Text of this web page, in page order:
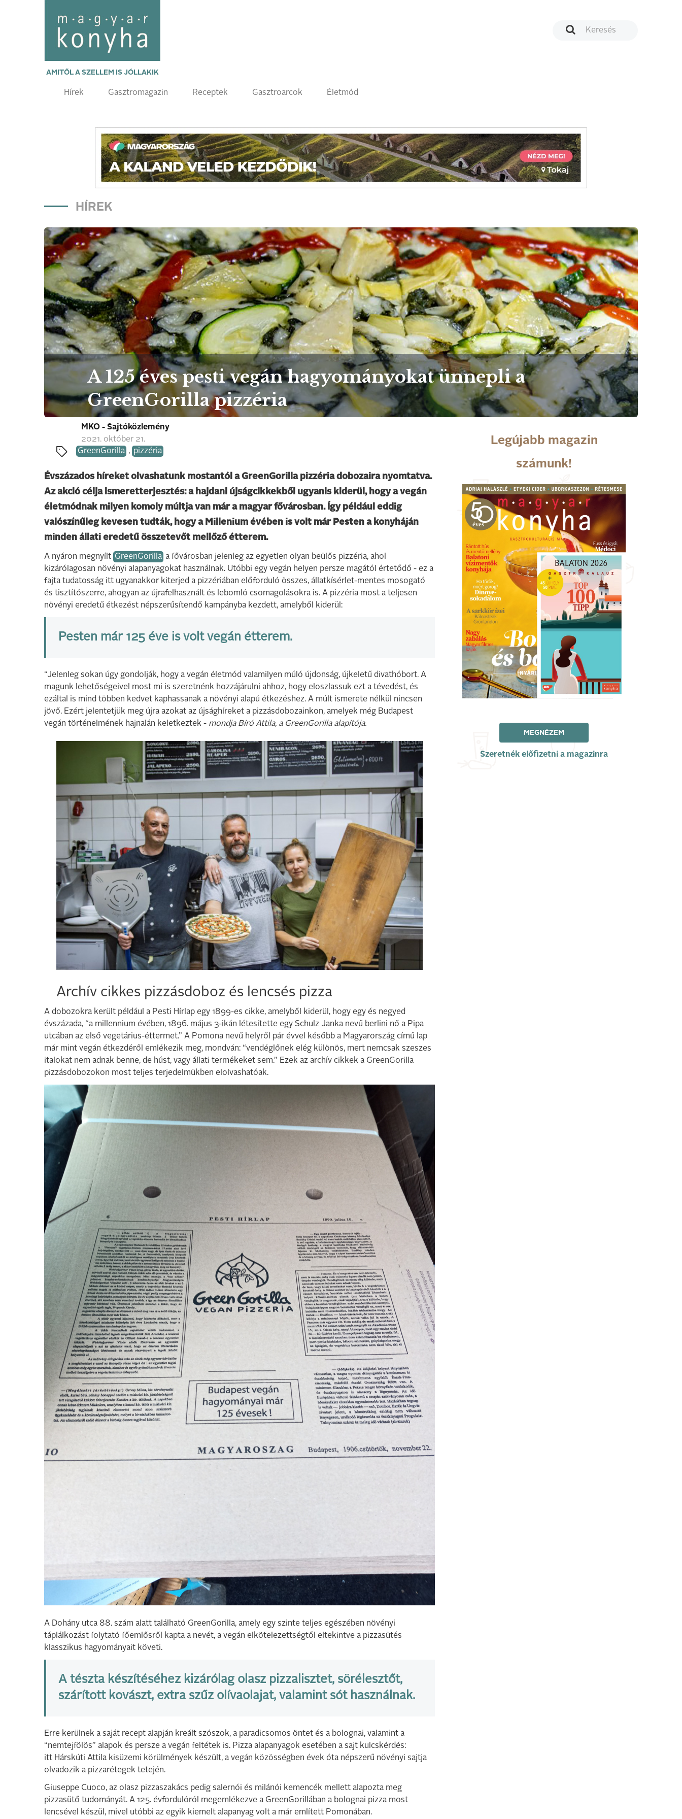
AMITŐL A SZELLEM IS JÓLLAKIK
Hírek Gasztromagazin Receptek Gasztroarcok Életmód
HÍREK
A 125 éves pesti vegán hagyományokat ünnepli a
GreenGorilla pizzéria
MKO - Sajtóközlemény
2021. október 21.
GreenGorilla , pizzéria
Évszázados híreket olvashatunk mostantól a GreenGorilla pizzéria dobozaira nyomtatva.
Az akció célja ismeretterjesztés: a hajdani újságcikkekből ugyanis kiderül, hogy a vegán
életmódnak milyen komoly múltja van már a magyar fővárosban. Így például eddig
valószínűleg kevesen tudták, hogy a Millenium évében is volt már Pesten a konyháján
minden állati eredetű összetevőt mellőző étterem.
A nyáron megnyílt GreenGorilla a fővárosban jelenleg az egyetlen olyan beülős pizzéria, ahol
kizárólagosan növényi alapanyagokat használnak. Utóbbi egy vegán helyen persze magától értetődő - ez a
fajta tudatosság itt ugyanakkor kiterjed a pizzériában előforduló összes, állatkísérlet-mentes mosogató
és tisztítószerre, ahogyan az újrafelhasznált és lebomló csomagolásokra is. A pizzéria most a teljesen
növényi eredetű étkezést népszerűsítendő kampányba kezdett, amelyből kiderül:
Pesten már 125 éve is volt vegán étterem.
“Jelenleg sokan úgy gondolják, hogy a vegán életmód valamilyen múló újdonság, újkeletű divathóbort. A
magunk lehetőségeivel most mi is szeretnénk hozzájárulni ahhoz, hogy eloszlassuk ezt a tévedést, és
ezáltal is mind többen kedvet kaphassanak a növényi alapú étkezéshez. A múlt ismerete nélkül nincsen
jövő. Ezért jelentetjük meg újra azokat az újsághíreket a pizzásdobozainkon, amelyek még Budapest
vegán történelmének hajnalán keletkeztek - mondja Bíró Attila, a GreenGorilla alapítója.
Archív cikkes pizzásdoboz és lencsés pizza
A dobozokra került például a Pesti Hírlap egy 1899-es cikke, amelyből kiderül, hogy egy és negyed
évszázada, “a millennium évében, 1896. május 3-ikán létesítette egy Schulz Janka nevű berlini nő a Pipa
utcában az első vegetárius-éttermet.” A Pomona nevű helyről pár évvel később a Magyarország című lap
már mint vegán étkezdéről emlékezik meg, mondván: “vendéglőnek elég különös, mert nemcsak szeszes
italokat nem adnak benne, de húst, vagy állati termékeket sem.” Ezek az archív cikkek a GreenGorilla
pizzásdobozokon most teljes terjedelmükben elolvashatóak.
A Dohány utca 88. szám alatt található GreenGorilla, amely egy szinte teljes egészében növényi
táplálkozást folytató főemlősről kapta a nevét, a vegán elkötelezettségtől eltekintve a pizzasütés
klasszikus hagyományait követi.
A tészta készítéséhez kizárólag olasz pizzalisztet, sörélesztőt,
szárított kovászt, extra szűz olívaolajat, valamint sót használnak.
Erre kerülnek a saját recept alapján kreált szószok, a paradicsomos öntet és a bolognai, valamint a
“nemtejfölös” alapok és persze a vegán feltétek is. Pizza alapanyagok esetében a sajt kulcskérdés:
itt Hárskúti Attila kisüzemi körülmények készült, a vegán közösségben évek óta népszerű növényi sajtja
olvadozik a pizzarétegek tetején.
Giuseppe Cuoco, az olasz pizzaszakács pedig salernói és milánói kemencék mellett alapozta meg
pizzasütő tudományát. A 125. évfordulóról megemlékezve a GreenGorillában a bolognai pizza most
lencsével készül, mivel utóbbi az egyik kiemelt alapanyag volt a már említett Pomonában.
Legújabb magazin
számunk!
MEGNÉZEM
Szeretnék előfizetni a magazinra